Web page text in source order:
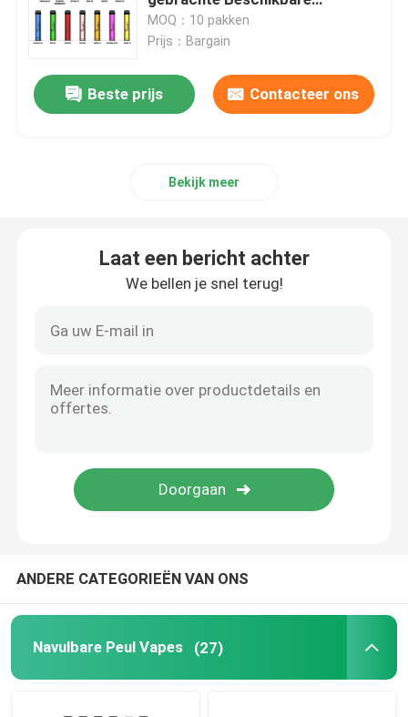
Op smaak gebrachte Peul Vapes
De Vervanging van de Vaperol
De Aanzetuitrustingen van het peulsysteem
Lege Ejuice-Fles
Elektronische Sigarettoebehoren
De Tank van de Vapeverstuiver
De Uiteinden van de Vapedruppel
Uitrusting van Peulvapes Yuoto
XXL
MOQ：10 pakken
Prijs：Bargain
Beste prijs Contacteer ons
Bekijk meer
Laat een bericht achter
We bellen je snel terug!
ANDERE CATEGORIEËN VAN ONS
Navulbare Peul Vapes (27)